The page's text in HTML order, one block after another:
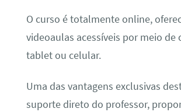
O curso é totalmente online,
videoaulas acessíveis por meio de
tablet ou celular.
Uma das vantagens exclusivas
suporte direto do professor,